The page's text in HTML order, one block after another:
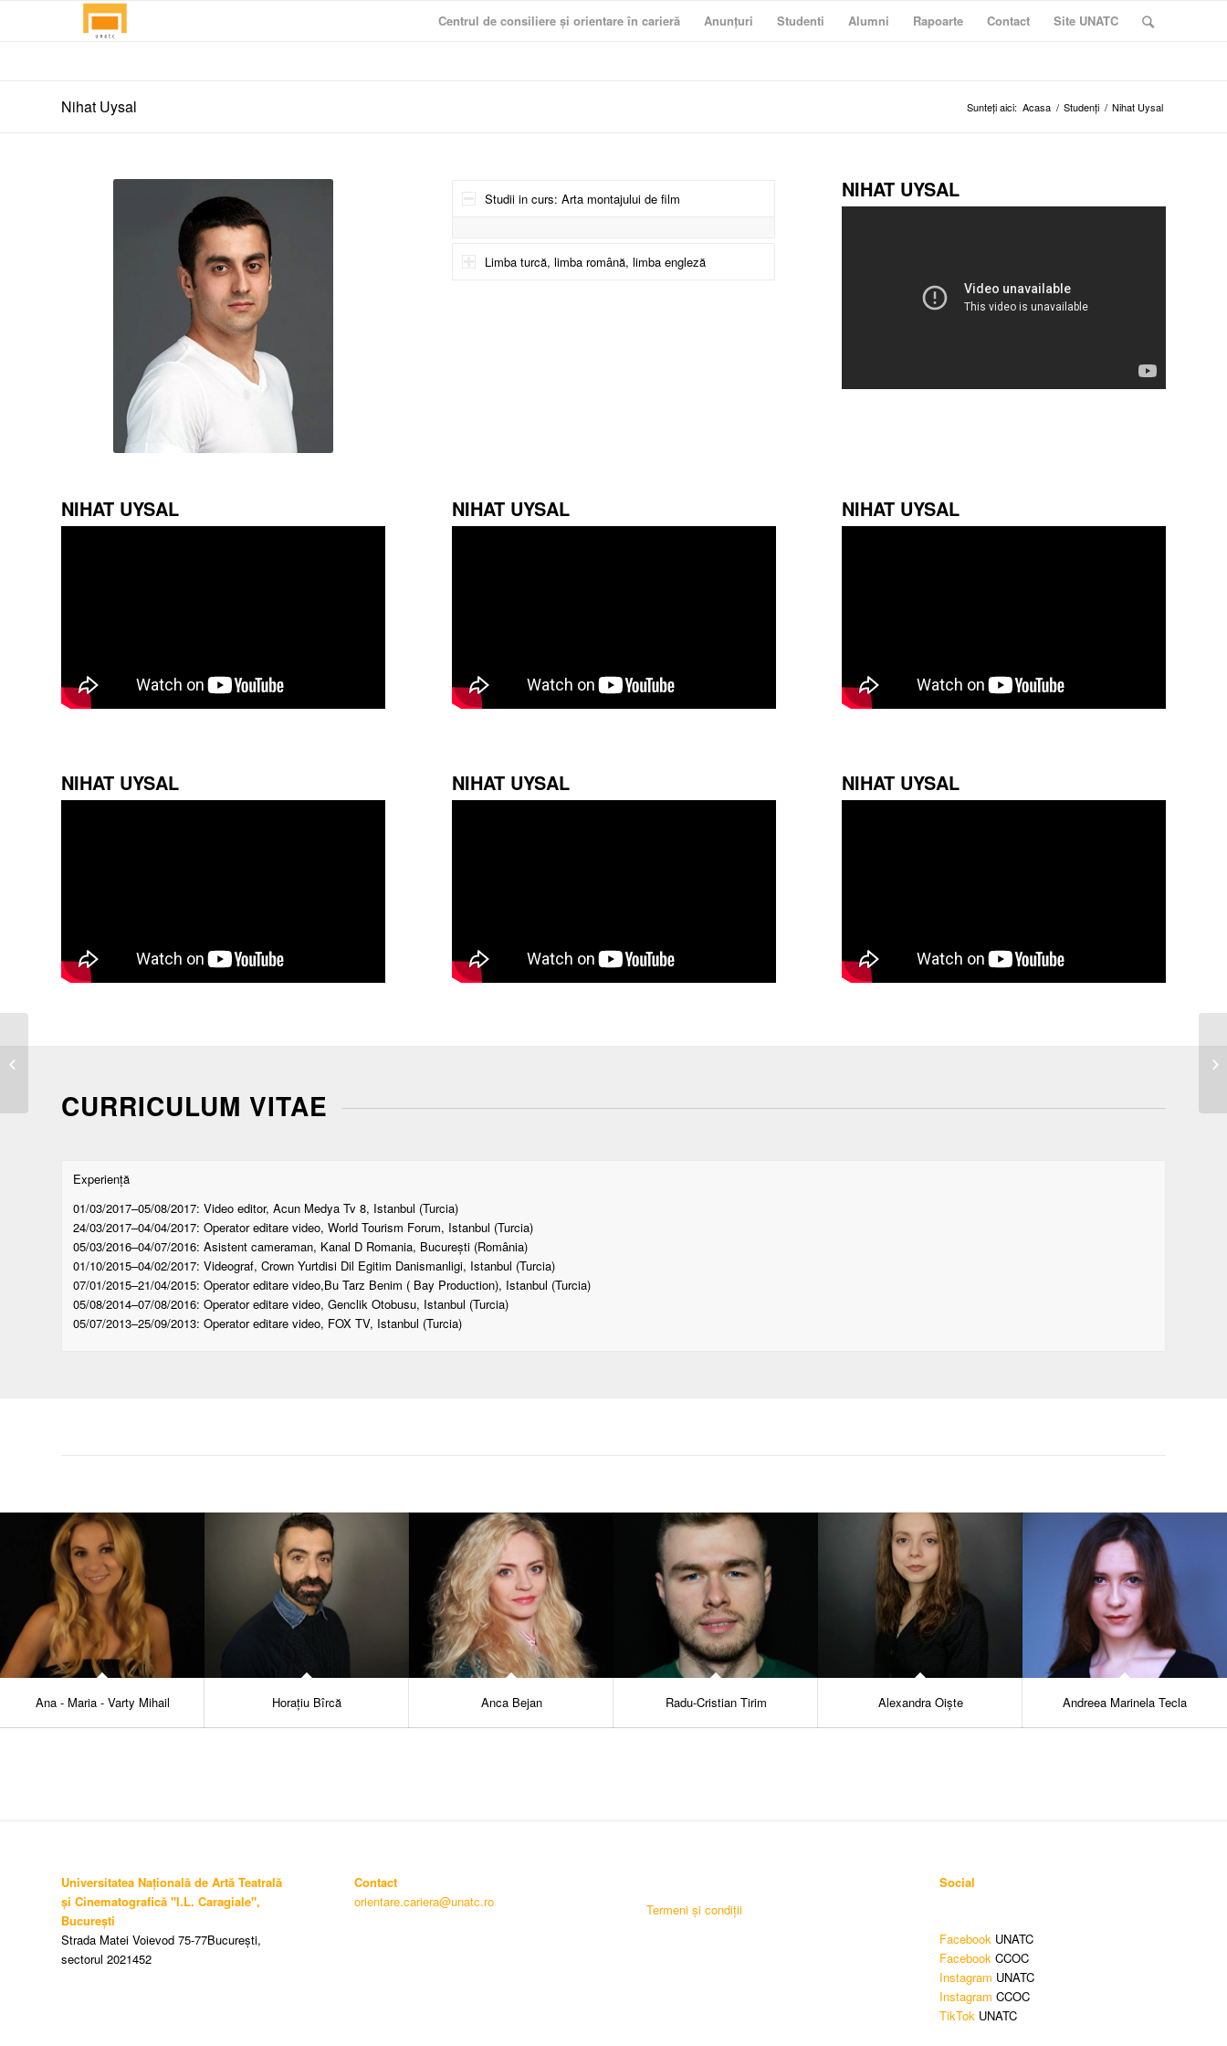
Centrul de consiliere și orientare în carieră Anunțuri Studenti Alumni Rapoarte Contact Site UNATC
Nihat Uysal Sunteți aici: Acasa / Studenți / Nihat Uysal
Studii in curs: Arta montajului de film
Limba turcă, limba română, limba engleză
NIHAT UYSAL
NIHAT UYSAL NIHAT UYSAL NIHAT UYSAL
NIHAT UYSAL NIHAT UYSAL NIHAT UYSAL
CURRICULUM VITAE
Experiență
01/03/2017–05/08/2017: Video editor, Acun Medya Tv 8, Istanbul (Turcia)
24/03/2017–04/04/2017: Operator editare video, World Tourism Forum, Istanbul (Turcia)
05/03/2016–04/07/2016: Asistent cameraman, Kanal D Romania, București (România)
01/10/2015–04/02/2017: Videograf, Crown Yurtdisi Dil Egitim Danismanligi, Istanbul (Turcia)
07/01/2015–21/04/2015: Operator editare video,Bu Tarz Benim ( Bay Production), Istanbul (Turcia)
05/08/2014–07/08/2016: Operator editare video, Genclik Otobusu, Istanbul (Turcia)
05/07/2013–25/09/2013: Operator editare video, FOX TV, Istanbul (Turcia)
Ana - Maria - Varty Mihail Horațiu Bîrcă Anca Bejan Radu-Cristian Tirim Alexandra Oiște Andreea Marinela Tecla
Universitatea Națională de Artă Teatrală
și Cinematografică "I.L. Caragiale",
București
Strada Matei Voievod 75-77București,
sectorul 2021452
Contact
orientare.cariera@unatc.ro
Termeni și condiții
Social
FacebookUNATC
FacebookCCOC
Instagram UNATC
Instagram CCOC
TikTokUNATC